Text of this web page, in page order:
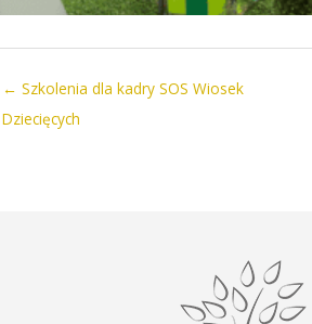
← Szkolenia dla kadry SOS Wiosek
Dziecięcych